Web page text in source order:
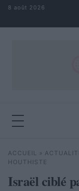
Aller au contenu
8 août 2026
Rechercher
ACCUEIL »
HOUTHISTE
Israël ciblé